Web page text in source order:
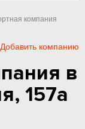
компания
Добавить компанию
в
157а